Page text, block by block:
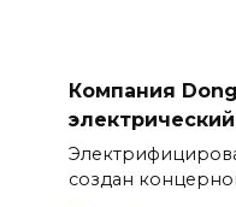
Компания
создан